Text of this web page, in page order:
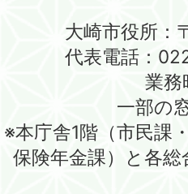
大崎市役所：
代表電話：
業務
一部の
※本庁舎1階（市民課
保険年金課）と各